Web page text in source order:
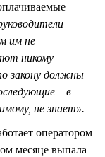
им не
никому
закону должны
– в
не знает».
оператором
месяце выпала